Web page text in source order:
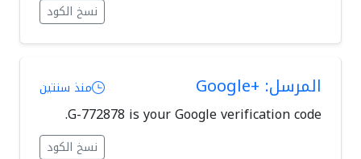
نسخ الكود
المرسل: +Google منذ سنتين
G-772878 is your Google verification code.
نسخ الكود